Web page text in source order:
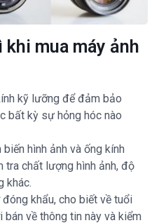
mua máy ảnh
kỹ lưỡng để đảm bảo
bất kỳ sự hỏng hóc nào
hình ảnh và ống kính
tra chất lượng hình ảnh, độ
khác.
khẩu, cho biết về tuổi
về thông tin này và kiểm